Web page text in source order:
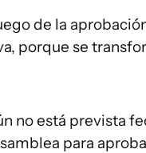
de la
porque se
no está prevista
para